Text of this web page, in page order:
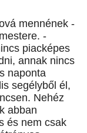
mennének -
-
piacképes
annak nincs
naponta
segélyből él,
Nehéz
abban
és nem csak